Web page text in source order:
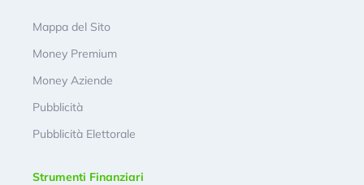
Mappa del Sito
Money Premium
Money Aziende
Pubblicità
Pubblicità Elettorale
Strumenti Finanziari